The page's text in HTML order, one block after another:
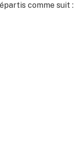
comme suit :